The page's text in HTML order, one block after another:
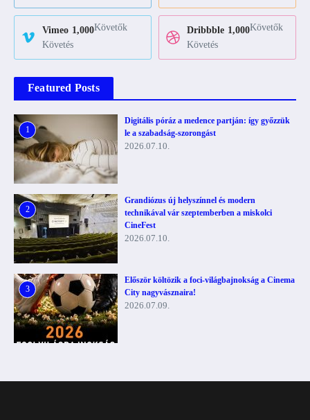
Vimeo 1,000Követők
Követés
Dribbble 1,000Követők
Követés
Featured Posts
1
Digitális póráz a medence partján: így győzzük
le a szabadság-szorongást
2026.07.10.
2
Grandiózus új helyszínnel és modern
technikával vár szeptemberben a miskolci
CineFest
2026.07.10.
3
Először költözik a foci-világbajnokság a Cinema
City nagyvásznaira!
2026.07.09.